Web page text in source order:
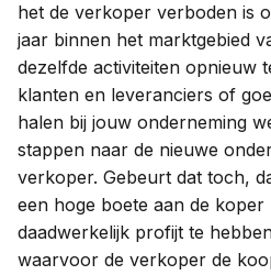
het de verkoper verboden is
jaar binnen het marktgebied
dezelfde activiteiten opnieuw
klanten en leveranciers of
halen bij jouw onderneming
stappen naar de nieuwe
verkoper. Gebeurt dat toch,
een hoge boete aan de koper
daadwerkelijk profijt te
waarvoor de verkoper de